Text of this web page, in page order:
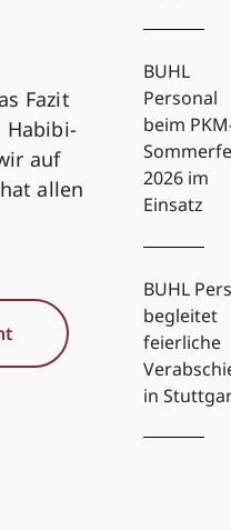
Fazit
Habibi-
auf
allen
BUHL
Personal
beim
2026 im
Einsatz
BUHL
begleitet
feierliche
in